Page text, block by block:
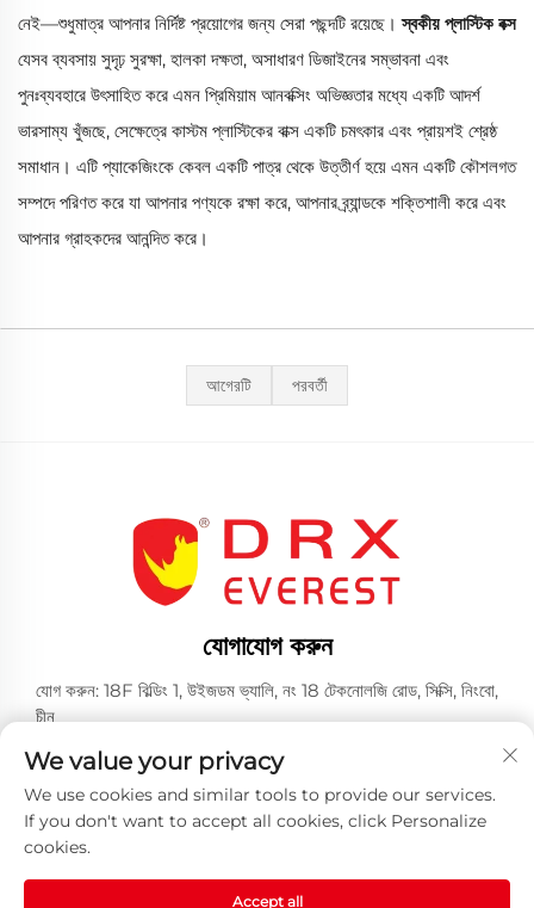
নেই—শুধুমাত্র আপনার নির্দিষ্ট প্রয়োগের জন্য সেরা পছন্দটি রয়েছে।স্বকীয় প্লাস্টিক বক্স
যেসব ব্যবসায় সুদৃঢ় সুরক্ষা, হালকা দক্ষতা, অসাধারণ ডিজাইনের সম্ভাবনা এবং
পুনঃব্যবহারে উৎসাহিত করে এমন প্রিমিয়াম আনবক্সিং অভিজ্ঞতার মধ্যে একটি আদর্শ
ভারসাম্য খুঁজছে, সেক্ষেত্রে কাস্টম প্লাস্টিকের বাক্স একটি চমৎকার এবং প্রায়শই শ্রেষ্ঠ
সমাধান। এটি প্যাকেজিংকে কেবল একটি পাত্র থেকে উত্তীর্ণ হয়ে এমন একটি কৌশলগত
সম্পদে পরিণত করে যা আপনার পণ্যকে রক্ষা করে, আপনার ব্র্যান্ডকে শক্তিশালী করে এবং
আপনার গ্রাহকদের আনন্দিত করে।
আগেরটি পরবর্তী
যোগাযোগ করুন
যোগ করুন: 18F বিল্ডিং 1, উইজডম ভ্যালি, নং 18 টেকনোলজি রোড, সিক্সি, নিংবো,
চীন
টেল: +86-574-23660321
ই-মেইল: [email protected]
We value your privacy
We use cookies and similar tools to provide our services.
If you don't want to accept all cookies, click Personalize
cookies.
Accept all